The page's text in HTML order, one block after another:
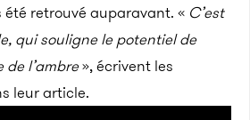
été retrouvé auparavant. « C’est
qui souligne le potentiel de
l’ambre», écrivent les
leur article.